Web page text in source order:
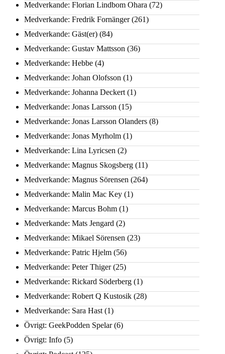
Medverkande: Florian Lindbom Ohara (72)
Medverkande: Fredrik Fornänger(261)
Medverkande: Gäst(er) (84)
Medverkande: Gustav Mattsson (36)
Medverkande: Hebbe (4)
Medverkande: Johan Olofsson (1)
Medverkande: Johanna Deckert (1)
Medverkande: Jonas Larsson (15)
Medverkande: Jonas Larsson Olanders (8)
Medverkande: Jonas Myrholm (1)
Medverkande: Lina Lyricsen (2)
Medverkande: Magnus Skogsberg (11)
Medverkande: Magnus Sörensen (264)
Medverkande: Malin Mac Key (1)
Medverkande: Marcus Bohm (1)
Medverkande: Mats Jengard (2)
Medverkande: Mikael Sörensen (23)
Medverkande: Patric Hjelm (56)
Medverkande: Peter Thiger(25)
Medverkande: Rickard Söderberg (1)
Medverkande: Robert Q Kustosik (28)
Medverkande: Sara Hast (1)
Övrigt: GeekPodden Spelar(6)
Övrigt: Info (5)